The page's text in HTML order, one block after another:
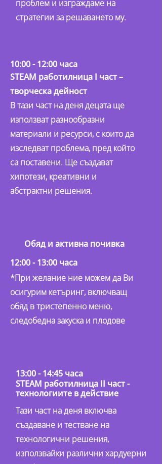
проблем и изграждаме на
стратегии за решаването му.
10:00 - 12:00 часа
STEAM работилница I част –
творческа дейност
В тази част на деня децата ще
използват разнообразни
материали и ресурси, с които да
изследват проблема, пред който
са поставени. Ще създават
хипотези, креативни и
абстрактни решения.
Обяд и активна почивка
12:00 - 13:00 часа
*При желание ние можем да Ви
осигурим кетъринг, включващ
обяд в тристепенно меню,
следобедна закуска и плодове
13:00 - 14:45 часа
STEAM работилница II част -
технологиите в действие
Тази част на деня включва
създаване и тестване на
технологични решения,
използвайки различни хардуерни